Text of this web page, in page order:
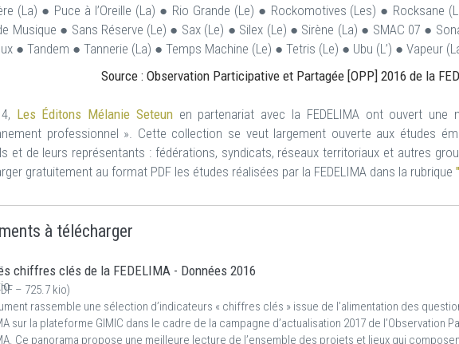
(La) ● Puce à l’Oreille (La) ● Rio Grande (Le) ● Rockomotives (Les) ● Rocksane
Musique ● Sans Réserve (Le) ● Sax (Le) ● Silex (Le) ● Sirène (La) ● SMAC 07 ●
● Tandem ● Tannerie (La) ● Temps Machine (Le) ● Tetris (Le) ● Ubu (L’) ● Vapeur
Source : Observation Participative et Partagée [OPP] 2016 de la
Les Éditons Mélanie Seteunen partenariat avec la FEDELIMA ont ouvert une
professionnel ». Cette collection se veut largement ouverte aux études
et de leurs représentants : fédérations, syndicats, réseaux territoriaux et autres
gratuitement au format PDF les études réalisées par la FEDELIMA dans la rubrique
à télécharger
chiffres clés de la FEDELIMA - Données 2016
– 725.7 kio)
rassemble une sélection d’indicateurs « chiffres clés » issue de l’alimentation des
sur la plateforme GIMIC dans le cadre de la campagne d’actualisation 2017 de l’Observation
Ce panorama propose une meilleure lecture de l’ensemble des projets et lieux qui